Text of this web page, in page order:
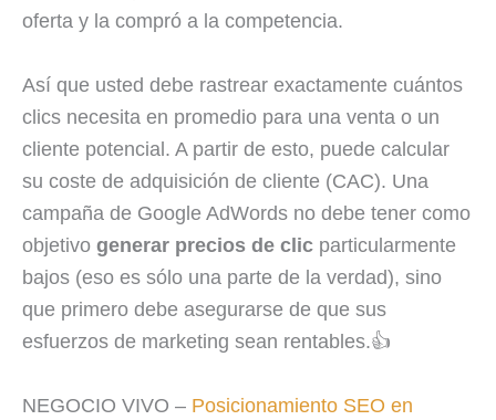
oferta y la compró a la competencia.
Así que usted debe rastrear exactamente cuántos
clics necesita en promedio para una venta o un
cliente potencial. A partir de esto, puede calcular
su coste de adquisición de cliente (CAC). Una
campaña de Google AdWords no debe tener como
objetivo generar precios de clic particularmente
bajos (eso es sólo una parte de la verdad), sino
que primero debe asegurarse de que sus
esfuerzos de marketing sean rentables.👍
NEGOCIO VIVO – Posicionamiento SEO en